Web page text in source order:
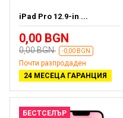
iPad Pro 12.9-in ...
0,00 BGN
0,00 BGN -0,00 BGN
Почти разпродаден
24 МЕСЕЦА ГАРАНЦИЯ
БЕСТСЕЛЪР